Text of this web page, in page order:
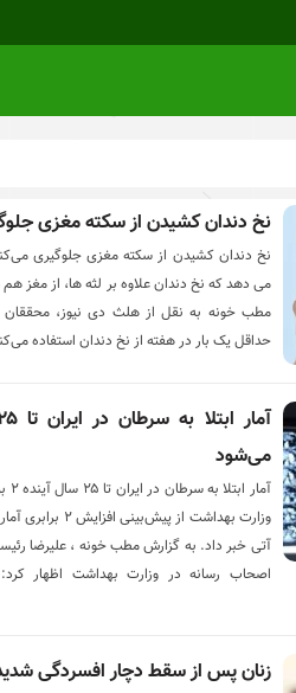
نخ دندان کشیدن از سکته مغزی
نخ دندان کشیدن از سکته مغزی جلوگیری
می دهد که نخ دندان علاوه بر لثه ها، از مغز
مطب خونه به نقل از هلث دی نیوز، محققان
حداقل یک بار در هفته از نخ دندان استفاده
می‌شود
وزارت بهداشت از
آتی خبر داد. به گزارش مطب خونه ، علیرضا
اصحاب رسانه در وزارت بهداشت اظهار
زنان پس از سقط دچار افسردگی